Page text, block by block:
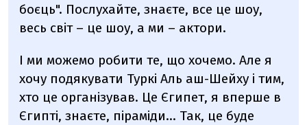
боєць". Послухайте, знаєте, все це шоу,
весь світ – це шоу, а ми – актори.
І ми можемо робити те, що хочемо. Але я
хочу подякувати Туркі Аль аш-Шейху і тим,
хто це організував. Це Єгипет, я вперше в
Єгипті, знаєте, піраміди... Так, це буде